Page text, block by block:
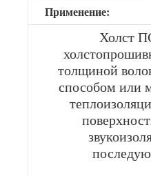
Применение:
Холст
толщиной
способом или